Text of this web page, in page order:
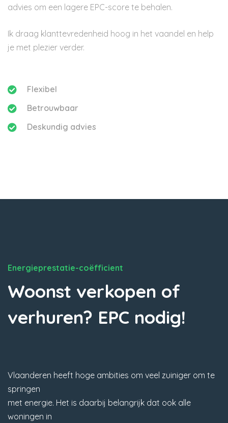
advies om een lagere EPC-score te behalen.
Ik draag klanttevredenheid hoog in het vaandel en help
je met plezier verder.
Flexibel
Betrouwbaar
Deskundig advies
Energieprestatie-coëfficient
Woonst verkopen of
verhuren? EPC nodig!
Vlaanderen heeft hoge ambities om veel zuiniger om te
springen
met energie. Het is daarbij belangrijk dat ook alle
woningen in